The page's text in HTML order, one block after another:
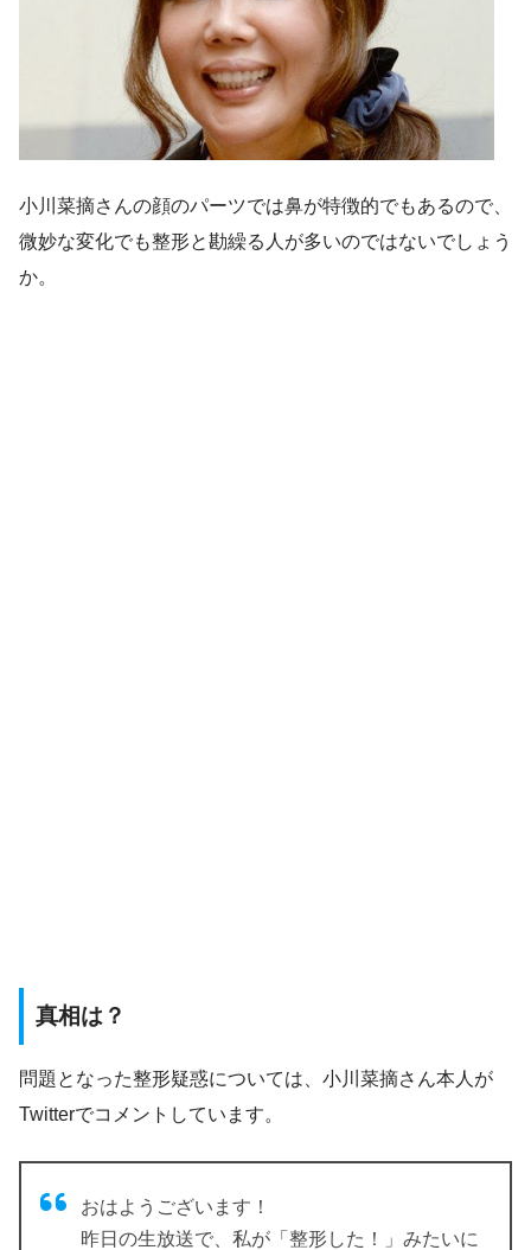
小川菜摘さんの顔のパーツでは鼻が特徴的でもあるので、
微妙な変化でも整形と勘繰る人が多いのではないでしょう
か。
真相は？
問題となった整形疑惑については、小川菜摘さん本人が
Twitterでコメントしています。
おはようございます！
昨日の生放送で、私が「整形した！」みたいに